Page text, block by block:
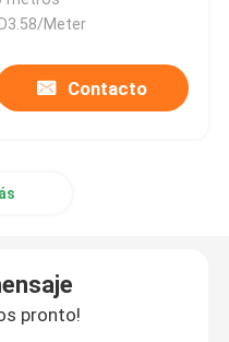
Meter
Contacto
pronto!